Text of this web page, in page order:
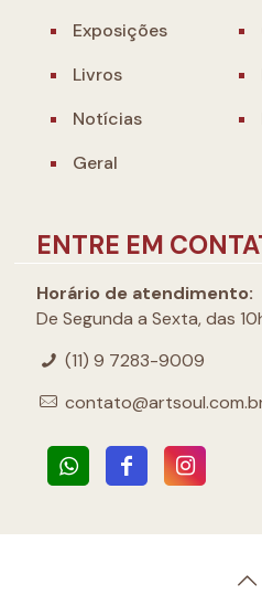
Exposições
Livros
Notícias
Geral
ENTRE EM
Horário de atendimento:
De Segunda a Sexta, das
(11) 9 7283-9009